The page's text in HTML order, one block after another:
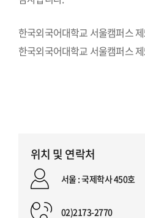
한국외국어대학교 서울캠퍼스
한국외국어대학교 서울캠퍼스
위치 및 연락처
서울 : 국제학사 450호
02)2173-2770